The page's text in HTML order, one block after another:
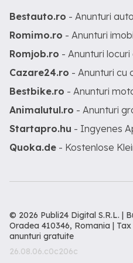
Bestauto.ro - Anunturi
Romimo.ro - Anunturi
Romjob.ro - Anunturi
Cazare24.ro - Anunturi cu
Bestbike.ro - Anunturi
Animalutul.ro - Anunturi
Startapro.hu - Ingyenes
Quoka.de - Kostenlose
© 2026 Publi24 Digital S.R.L. |
Oradea 410346, Romania |
anunturi gratuite
26.08.06.c0c206c